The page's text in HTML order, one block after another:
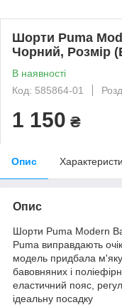
Шорти Puma
Чорний, Розмір
В наявності
Код: 585864-01
1 150 ₴
Опис
Опис
Шорти Puma Modern
Puma виправдають
модель придбала
бавовняних і
еластичний пояс,
ідеальну посадку